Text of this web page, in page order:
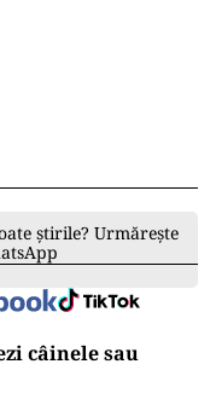
știrile? Urmărește
câinele sau